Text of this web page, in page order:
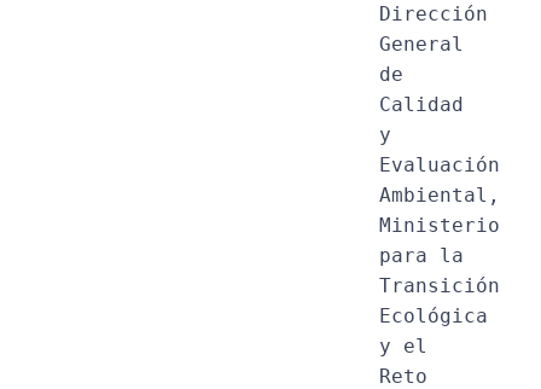
Dirección
General
de
Calidad
y
Evaluación
Ambiental,
Ministerio
para la
Transición
Ecológica
y el
Reto